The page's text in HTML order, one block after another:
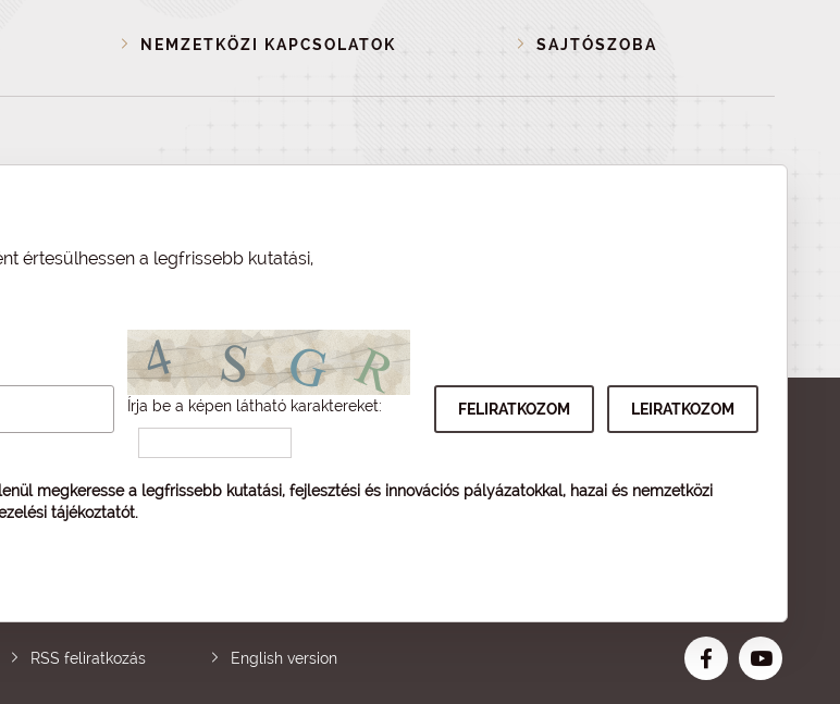
NEMZETKÖZI KAPCSOLATOK SAJTÓSZOBA
értesülhessen a legfrissebb kutatási,
Írja be a képen látható karaktereket:
megkeresse a legfrissebb kutatási, fejlesztési és innovációs pályázatokkal, hazai és nemzetközi
tájékoztatót.
RSS feliratkozás English version